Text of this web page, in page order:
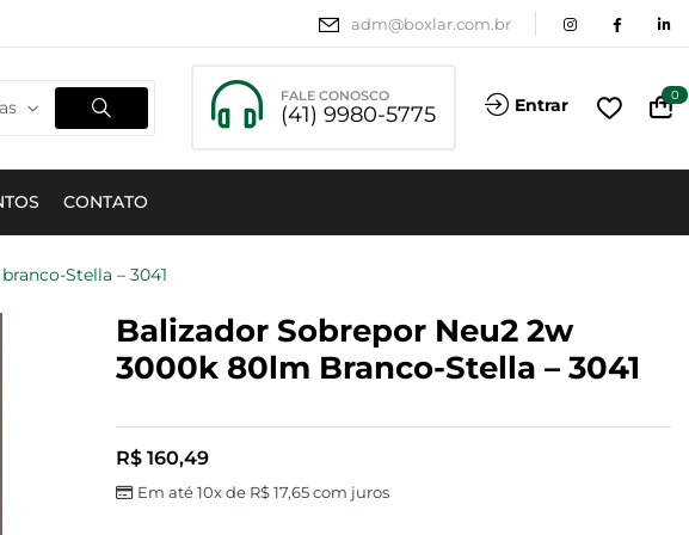
adm@boxlar.com.br
FALE CONOSCO
(41) 9980-5775 Entrar 0
CONTATO
Stella – 3041
Balizador Sobrepor Neu2 2w
3000k 80lm Branco-Stella – 3041
R$160,49
Em até 10x de R$17,65com juros